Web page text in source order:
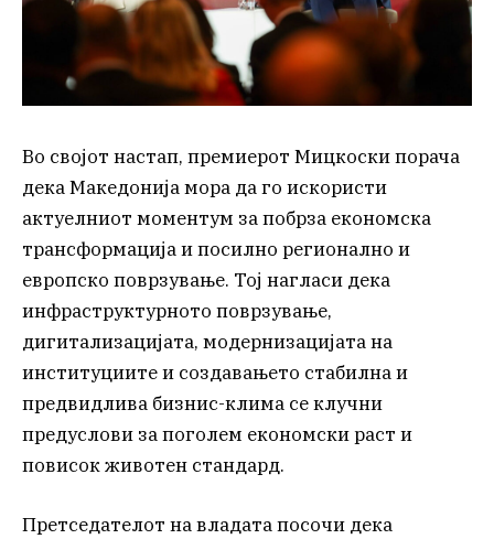
Во својот настап, премиерот Мицкоски порача
дека Македонија мора да го искористи
актуелниот моментум за побрза економска
трансформација и посилно регионално и
европско поврзување. Тој нагласи дека
инфраструктурното поврзување,
дигитализацијата, модернизацијата на
институциите и создавањето стабилна и
предвидлива бизнис-клима се клучни
предуслови за поголем економски раст и
повисок животен стандард.
Претседателот на владата посочи дека